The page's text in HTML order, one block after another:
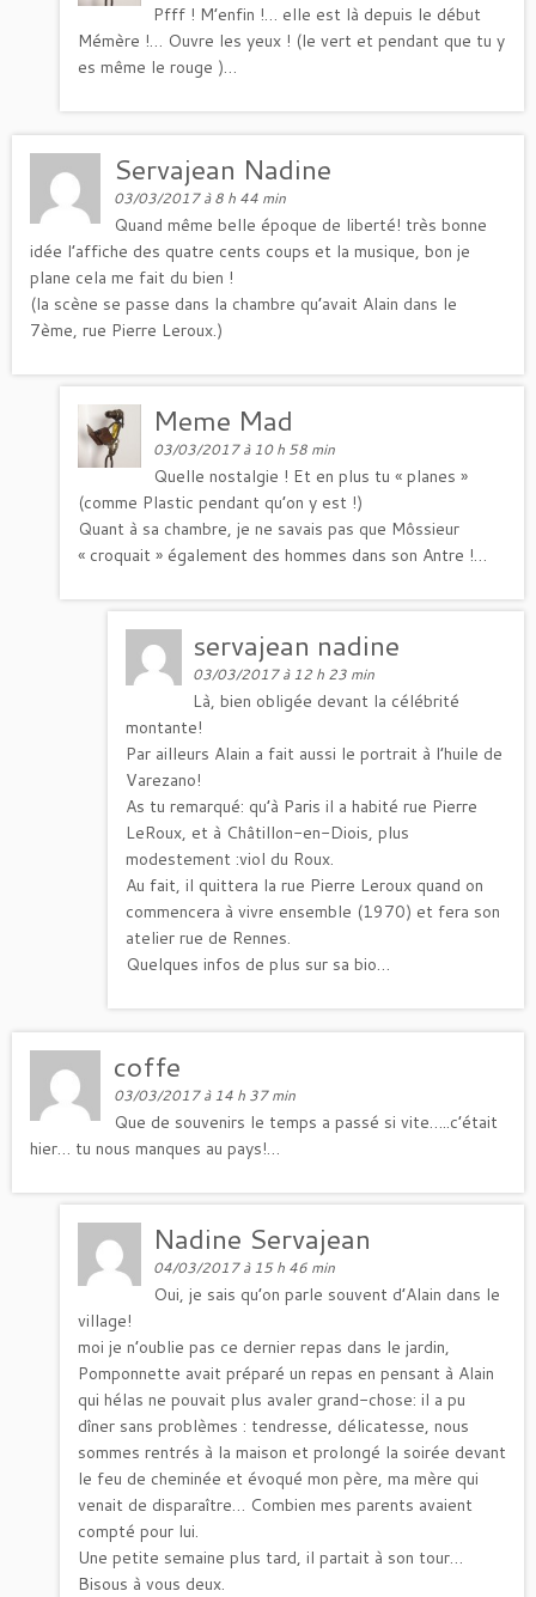
Pfff ! M’enfin !… elle est là depuis le début
Mémère !… Ouvre les yeux ! (le vert et pendant que tu y
es même le rouge )…
Servajean Nadine
03/03/2017 à 8 h 44 min
Quand même belle époque de liberté! très bonne
idée l’affiche des quatre cents coups et la musique, bon je
plane cela me fait du bien !
(la scène se passe dans la chambre qu’avait Alain dans le
7ème, rue Pierre Leroux.)
Meme Mad
03/03/2017 à 10 h 58 min
Quelle nostalgie ! Et en plus tu « planes »
(comme Plastic pendant qu’on y est !)
Quant à sa chambre, je ne savais pas que Môssieur
« croquait » également des hommes dans son Antre !…
servajean nadine
03/03/2017 à 12 h 23 min
Là, bien obligée devant la célébrité
montante!
Par ailleurs Alain a fait aussi le portrait à l’huile de
Varezano!
As tu remarqué: qu’à Paris il a habité rue Pierre
LeRoux, et à Châtillon-en-Diois, plus
modestement :viol du Roux.
Au fait, il quittera la rue Pierre Leroux quand on
commencera à vivre ensemble (1970) et fera son
atelier rue de Rennes.
Quelques infos de plus sur sa bio…
coffe
03/03/2017 à 14 h 37 min
Que de souvenirs le temps a passé si vite…..c’était
hier… tu nous manques au pays!…
Nadine Servajean
04/03/2017 à 15 h 46 min
Oui, je sais qu’on parle souvent d’Alain dans le
village!
moi je n’oublie pas ce dernier repas dans le jardin,
Pomponnette avait préparé un repas en pensant à Alain
qui hélas ne pouvait plus avaler grand-chose: il a pu
dîner sans problèmes : tendresse, délicatesse, nous
sommes rentrés à la maison et prolongé la soirée devant
le feu de cheminée et évoqué mon père, ma mère qui
venait de disparaître… Combien mes parents avaient
compté pour lui.
Une petite semaine plus tard, il partait à son tour…
Bisous à vous deux.